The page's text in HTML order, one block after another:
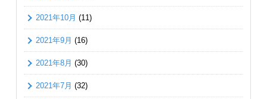
2021年10月 (11)
2021年9月 (16)
2021年8月 (30)
2021年7月 (32)